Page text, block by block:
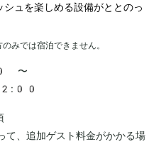
ュを楽しめる設備がととのっ
みでは宿泊できません。
〜
て、追加ゲスト料金がかかる場